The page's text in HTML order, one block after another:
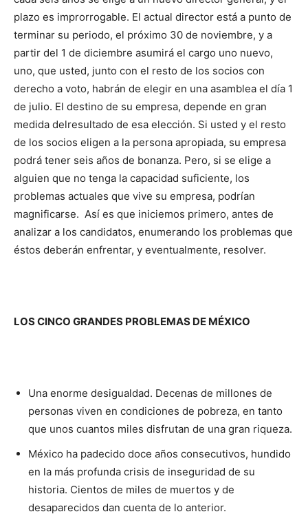
plazo es improrrogable. El actual director está a punto de
terminar su periodo, el próximo 30 de noviembre, y a
partir del 1 de diciembre asumirá el cargo uno nuevo,
uno, que usted, junto con el resto de los socios con
derecho a voto, habrán de elegir en una asamblea el día 1
de julio. El destino de su empresa, depende en gran
medida delresultado de esa elección. Si usted y el resto
de los socios eligen a la persona apropiada, su empresa
podrá tener seis años de bonanza. Pero, si se elige a
alguien que no tenga la capacidad suficiente, los
problemas actuales que vive su empresa, podrían
magnificarse. Así es que iniciemos primero, antes de
analizar a los candidatos, enumerando los problemas que
éstos deberán enfrentar, y eventualmente, resolver.
LOS CINCO GRANDES PROBLEMAS DE MÉXICO
Una enorme desigualdad. Decenas de millones de
personas viven en condiciones de pobreza, en tanto
que unos cuantos miles disfrutan de una gran riqueza.
México ha padecido doce años consecutivos, hundido
en la más profunda crisis de inseguridad de su
historia. Cientos de miles de muertos y de
desaparecidos dan cuenta de lo anterior.